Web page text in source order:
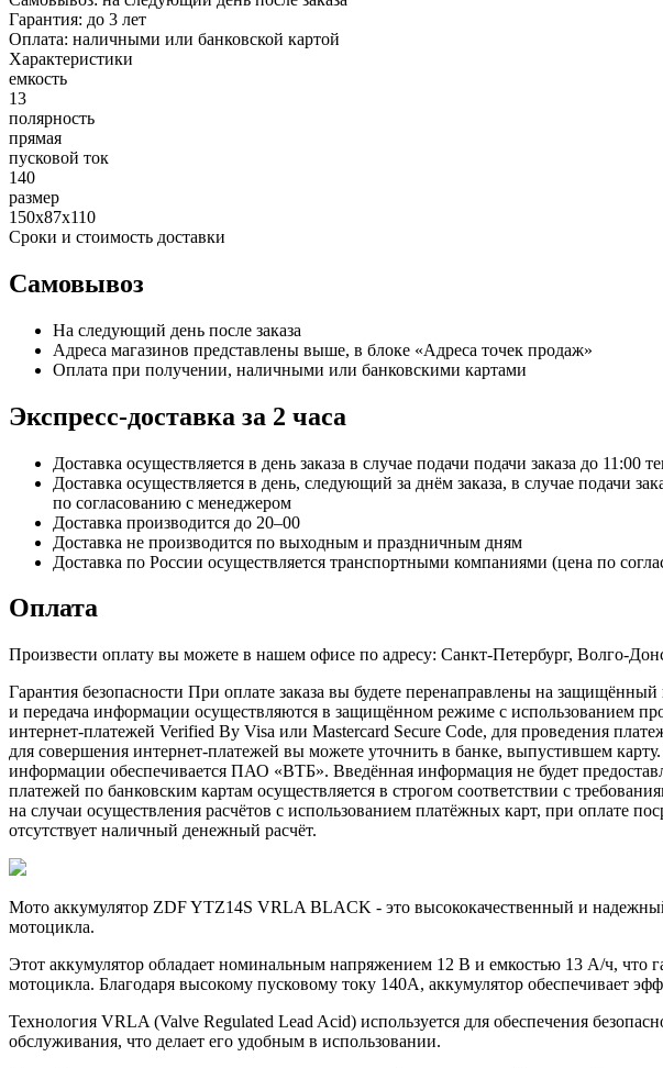
Гарантия: до 3 лет
Оплата: наличными или банковской картой
Характеристики
емкость
13
полярность
прямая
пусковой ток
140
размер
150х87х110
Сроки и стоимость доставки
Самовывоз
На следующий день после заказа
Адреса магазинов представлены выше, в блоке «Адреса точек продаж»
Оплата при получении, наличными или банковскими картами
Экспресс-доставка за 2 часa
Доставка осуществляется в день заказа в случае подачи подачи заказа до 11:00
Доставка осуществляется в день, следующий за днём заказа, в случае подачи
по согласованию с менеджером
Доставка производится до 20–00
Доставка не производится по выходным и праздничным дням
Доставка по России осуществляется транспортными компаниями (цена по
Оплата
Произвести оплату вы можете в нашем офисе по адресу: Санкт-Петербург, Волго-
Гарантия безопасности При оплате заказа вы будете перенаправлены на
и передача информации осуществляются в защищённом режиме с использованием
интернет-платежей Verified By Visa или Mastercard Secure Code, для проведения
для совершения интернет-платежей вы можете уточнить в банке, выпустившем
информации обеспечивается ПАО «ВТБ». Введённая информация не будет
платежей по банковским картам осуществляется в строгом соответствии с
на случаи осуществления расчётов с использованием платёжных карт, при оплате
отсутствует наличный денежный расчёт.
Мото аккумулятор ZDF YTZ14S VRLA BLACK - это высококачественный и
мотоцикла.
Этот аккумулятор обладает номинальным напряжением 12 В и емкостью 13 A/ч, что
мотоцикла. Благодаря высокому пусковому току 140A, аккумулятор обеспечивает
Технология VRLA (Valve Regulated Lead Acid) используется для обеспечения
обслуживания, что делает его удобным в использовании.